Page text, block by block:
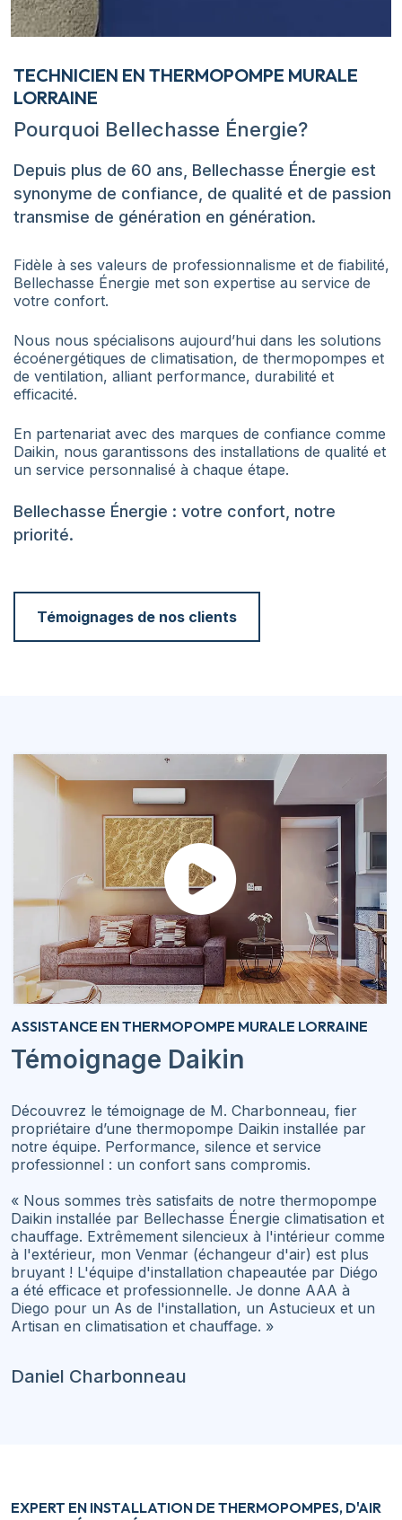
TECHNICIEN EN THERMOPOMPE MURALE
LORRAINE
Pourquoi Bellechasse Énergie?
Depuis plus de 60 ans, Bellechasse Énergie est
synonyme de confiance, de qualité et de passion
transmise de génération en génération.
Fidèle à ses valeurs de professionnalisme et de fiabilité,
Bellechasse Énergie met son expertise au service de
votre confort.
Nous nous spécialisons aujourd’hui dans les solutions
écoénergétiques de climatisation, de thermopompes et
de ventilation, alliant performance, durabilité et
efficacité.
En partenariat avec des marques de confiance comme
Daikin, nous garantissons des installations de qualité et
un service personnalisé à chaque étape.
Bellechasse Énergie : votre confort, notre
priorité.
Témoignages de nos clients
ASSISTANCE EN THERMOPOMPE MURALE LORRAINE
Témoignage Daikin
Découvrez le témoignage de M. Charbonneau, fier
propriétaire d’une thermopompe Daikin installée par
notre équipe. Performance, silence et service
professionnel : un confort sans compromis.
« Nous sommes très satisfaits de notre thermopompe
Daikin installée par Bellechasse Énergie climatisation et
chauffage. Extrêmement silencieux à l'intérieur comme
à l'extérieur, mon Venmar (échangeur d'air) est plus
bruyant ! L'équipe d'installation chapeautée par Diégo
a été efficace et professionnelle. Je donne AAA à
Diego pour un As de l'installation, un Astucieux et un
Artisan en climatisation et chauffage. »
Daniel Charbonneau
EXPERT EN INSTALLATION DE THERMOPOMPES, D'AIR